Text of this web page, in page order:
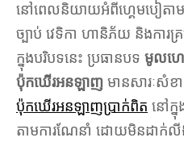
នៅពេលនិយាយអំពីហ្គេមបៀត
ច្បាប់ វេទិកា ហានិភ័យ និងការ
ក្នុងបរិបទនេះ ប្រធានបទ មូលហេ
ប៉ុកឃើរអនឡាញ មានសារៈសំខ
ប៉ុកឃើរអនឡាញប្រាក់ពិត នៅក្
តាមការណែនាំ ដោយមិនដាក់លីង